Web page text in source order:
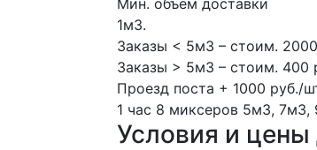
Мин. объем доставки
1м3.
Заказы < 5м3 – стоим.
Заказы > 5м3 – стоим. 400
Проезд поста + 1000 руб./
1 час 8 миксеров 5м3, 7м3,
Условия и